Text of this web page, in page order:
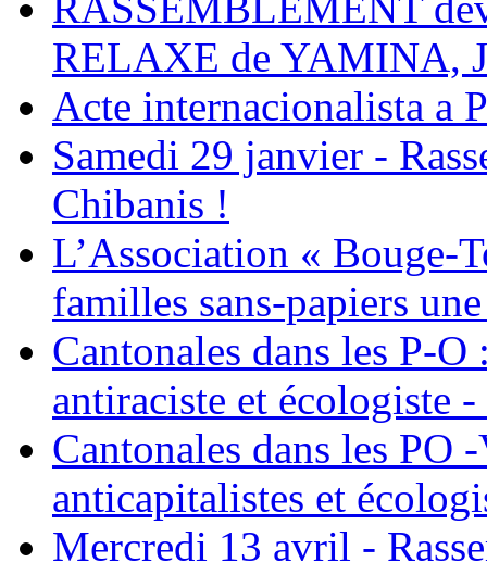
RELAXE de YAMINA,
Acte internacionalista a
Samedi 29 janvier -
Chibanis !
L’Association « Bouge-
familles sans-papiers
Cantonales dans les P-
antiraciste et écologiste
Cantonales dans les PO
anticapitalistes et
Mercredi 13 avril -